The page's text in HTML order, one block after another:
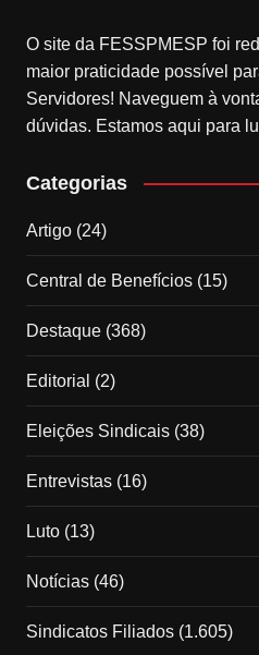
O site da FESSPMESP foi
maior praticidade possível
Servidores! Naveguem à
dúvidas. Estamos aqui para
Categorias
Artigo(24)
Central de Benefícios(15)
Destaque(368)
Editorial (2)
Eleições Sindicais(38)
Entrevistas(16)
Luto(13)
Notícias(46)
Sindicatos Filiados(1.605)